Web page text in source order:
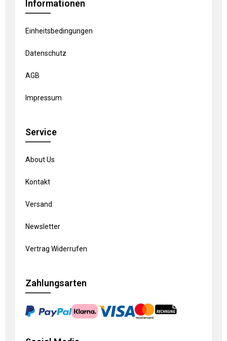
Informationen
Einheitsbedingungen
Datenschutz
AGB
Impressum
Service
About Us
Kontakt
Versand
Newsletter
Vertrag Widerrufen
Zahlungsarten